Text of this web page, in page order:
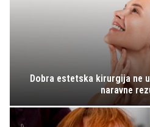
Dobra estetska kirurgija ne
naravne